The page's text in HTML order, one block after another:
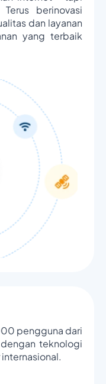
berinovasi
dan layanan
yang terbaik
pengguna dari
teknologi